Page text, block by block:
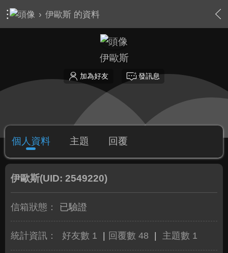
› 伊歐斯 的資料
伊歐斯
加為好友 發訊息
個人資料 主題 回覆
伊歐斯(UID: 2549220)
信箱狀態： 已驗證
統計資訊： 好友數 1 回覆數 48 主題數 1